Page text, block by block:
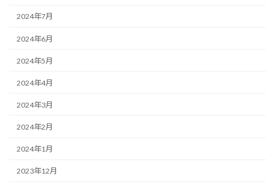
2024年7月
2024年6月
2024年5月
2024年4月
2024年3月
2024年2月
2024年1月
2023年12月